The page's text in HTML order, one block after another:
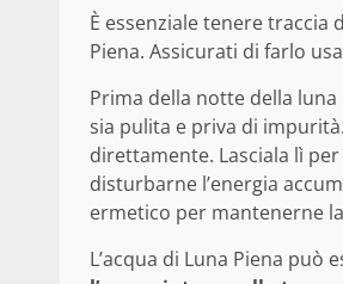
È essenziale tenere traccia
Piena. Assicurati di farlo
Prima della notte della
sia pulita e priva di
direttamente. Lasciala lì
disturbarne l’energia
ermetico per mantenerne
L’acqua di Luna Piena